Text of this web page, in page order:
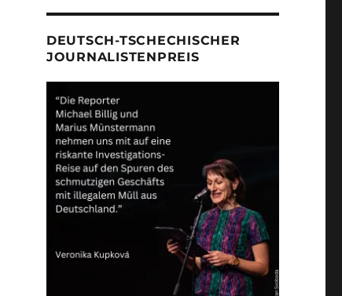
DEUTSCH-TSCHECHISCHER
JOURNALISTENPREIS